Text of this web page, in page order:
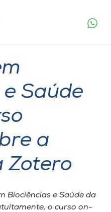
Saúde
a
Zotero
Biociências e Saúde da
o curso on-